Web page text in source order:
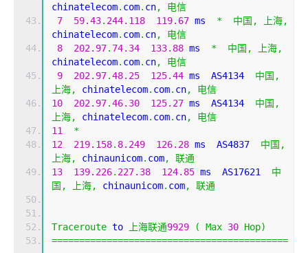
chinatelecom. com. cn,
电信
7
59.43. 244.118 119.67 ms * 中国,
上海,
chinatelecom. com. cn,
电信
8
202.97. 74.34 133.88 ms * 中国,
上海,
chinatelecom. com. cn,
电信
9
202.97.48.25 125.44 ms  AS4134 中国,
上海,
chinatelecom. com. cn,
电信
10
202.97.46.30 125.27 ms  AS4134 中国,
上海,
chinatelecom. com. cn,
电信
11
*
12
219.158. 8.249 126.28 ms  AS4837 中国,
上海,
chinaunicom. com,
联通
13
139.226. 227.38 124.85 ms  AS17621 中
国,
上海, chinaunicom. com, 联通
Traceroute to 上海联通9929 ( Max 30 Hop)
===========================================